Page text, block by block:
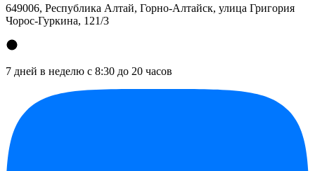
649006, Республика Алтай, Горно-Алтайск, улица Григория
Чорос-Гуркина, 121/3
7 дней в неделю с 8:30 до 20 часов